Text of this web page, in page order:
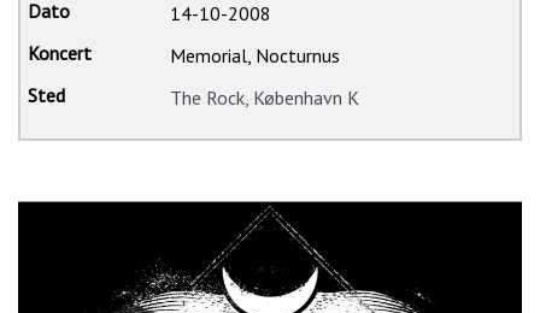
14-10-2008
Memorial, Nocturnus
The Rock, København K